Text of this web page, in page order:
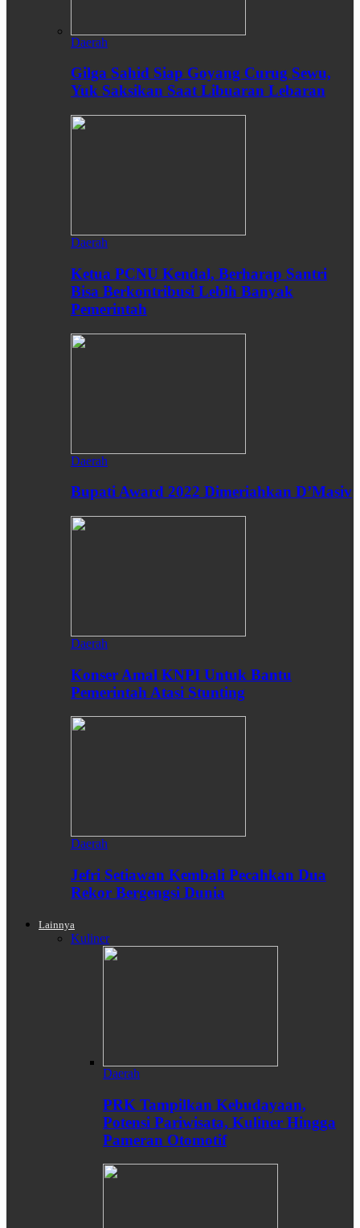
Daerah
Gilga Sahid Siap Goyang Curug Sewu,
Yuk Saksikan Saat Libuaran Lebaran
Daerah
Ketua PCNU Kendal, Berharap Santri
Bisa Berkontribusi Lebih Banyak
Pemerintah
Daerah
Bupati Award 2022 Dimeriahkan D’Masiv
Daerah
Konser Amal KNPI Untuk Bantu
Pemerintah Atasi Stunting
Daerah
Jefri Setiawan Kembali Pecahkan Dua
Rekor Bergengsi Dunia
Lainnya
Kuliner
Daerah
PRK Tampilkan Kebudayaan,
Potensi Pariwisata, Kuliner Hingga
Pameran Otomotif